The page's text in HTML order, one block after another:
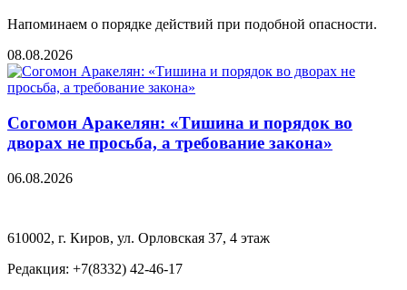
Напоминаем о порядке действий при подобной опасности.
08.08.2026
Согомон Аракелян: «Тишина и порядок во
дворах не просьба, а требование закона»
06.08.2026
610002, г. Киров, ул. Орловская 37, 4 этаж
Редакция: +7(8332) 42-46-17